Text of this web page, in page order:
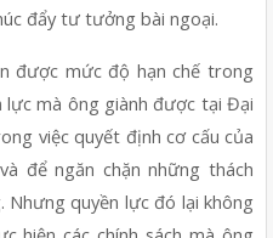
đẩy tư tưởng bài ngoại.
được mức độ hạn chế trong
lực mà ông giành được tại Đại
việc quyết định cơ cấu của
để ngăn chặn những thách
quyền lực đó lại không